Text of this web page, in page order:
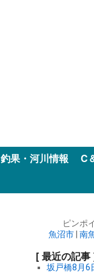
釣果・河川情報
C
ピンポ
魚沼市 南
[ 最近の記事
坂戸橋8月6